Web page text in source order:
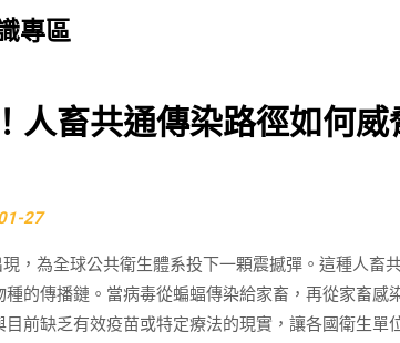
專區
人畜共通傳染路徑如何
27
，為全球公共衛生體系投下一顆震撼彈。這種人畜
的傳播鏈。當病毒從蝙蝠傳染給家畜，再從家畜感
前缺乏有效疫苗或特定療法的現實，讓各國衛生單